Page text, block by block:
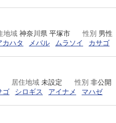
地域 神奈川県 平塚市 性別 男性
カハタ メバル ムラソイ カサゴ
居住地域 未設定 性別 非公開
ゴ シロギス アイナメ マハゼ